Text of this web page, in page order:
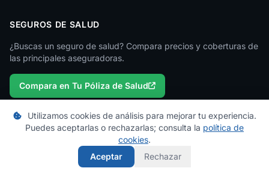
Palencia
Pontevedra
Santa Cruz de Tenerife
SEGUROS DE SALUD
¿Buscas un seguro de salud? Compara precios y coberturas de
las principales aseguradoras.
Compara en Tu Póliza de Salud
© 2026 micuadromedico.es — Un proyecto de
Los cuadros médicos se actualizan periódicamente. Consulta con tu
aseguradora para información oficial.
Utilizamos cookies de análisis para mejorar tu experiencia.
Puedes aceptarlas o rechazarlas; consulta la política de
cookies.
Aceptar
Rechazar